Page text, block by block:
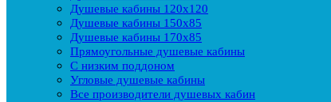
Душевые кабины 120x120
Душевые кабины 150x85
Душевые кабины 170x85
Прямоугольные душевые кабины
С низким поддоном
Угловые душевые кабины
Все производители душевых кабин